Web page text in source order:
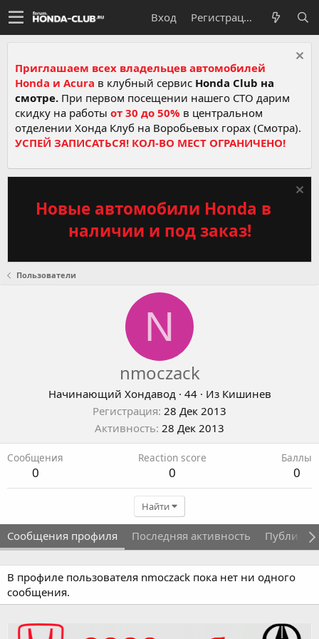
Вход Регистрация
Приглашаем всех владельцев автомобилей
Honda и Acura в клубный сервис Honda Club на
смотре. При первом посещении нашего СТО дарим
скидку на работы от 30 до 50% в центральном
отделении Хонда Клуб на Воробьевых горах (Смотра).
УСПЕЙ ЗАПИСАТЬСЯ! КОЛ-ВО МЕСТ ОГРАНИЧЕНО!
Новые автомобили Honda в
наличии и под заказ!
Пользователи
N
nmoczack
Начинающий Хондавод · 44 · Из Кишинев
Регистрация 28 Дек 2013
Активность 28 Дек 2013
Сообщения
0
Reaction score
0
Баллы
0
Найти
Сообщения профиля Последняя активность
В профиле пользователя nmoczack пока нет ни одного
сообщения.